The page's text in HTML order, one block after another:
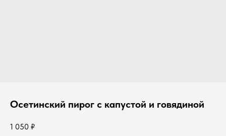
Осетинский пирог с капустой и говядиной
1 050 ₽